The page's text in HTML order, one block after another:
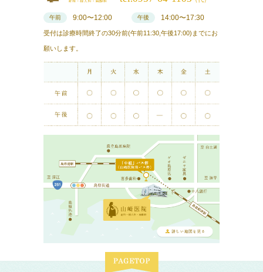
午前 9:00〜12:00 午後 14:00〜17:30
受付は診療時間終了の30分前(午前11:30,午後17:00)までにお
願いします。